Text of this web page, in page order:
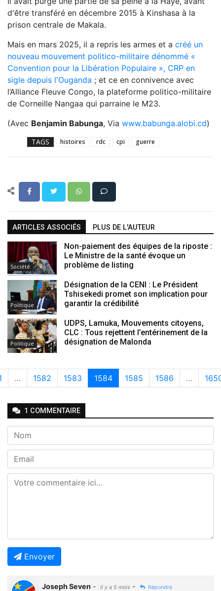
d'être transféré en décembre 2015 à Kinshasa à la
prison centrale de Makala.
Mais en mars 2025, il a repris les armes et a créé un
nouveau mouvement politico-militaire dénommé «
Convention pour la Libération Populaire », CRP en
sigle depuis l'Ouganda ; et ce en connivence avec
l’Alliance Fleuve Congo, la plateforme politico-militaire
de Corneille Nangaa qui parraine le M23.
(Avec Benjamin Babunga, Via www.babunga.alobi.cd)
TAGS histoires rdc cpi guerre
ARTICLES ASSOCIÉS PLUS DE L'AUTEUR
Société
Non-paiement des équipes de la riposte :
Le Ministre de la santé évoque un
problème de listing
Politique
Désignation de la CENI : Le Président
Tshisekedi promet son implication pour
garantir la crédibilité
Politique
UDPS, Lamuka, Mouvements citoyens,
CLC : Tous rejettent l’entérinement de la
désignation de Malonda
… 1582 1583 1584 1585 1586 …
1 COMMENTAIRE
Envoyer
Joseph Seven - Il y a 5 mois - Répondre